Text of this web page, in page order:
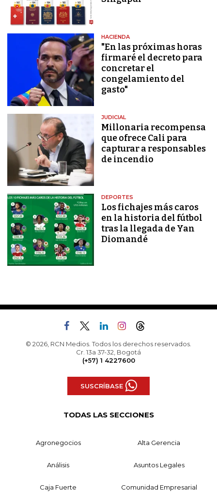
HACIENDA
"En las próximas horas
firmaré el decreto para
concretar el
congelamiento del
gasto"
JUDICIAL
Millonaria recompensa
que ofrece Cali para
capturar a responsables
de incendio
DEPORTES
Los fichajes más caros
en la historia del fútbol
tras la llegada de Yan
Diomandé
© 2026, RCN Medios. Todos los derechos reservados.
Cr. 13a 37-32, Bogotá
(+57) 1 4227600
SUSCRÍBASE
TODAS LAS SECCIONES
Agronegocios Alta Gerencia
Análisis Asuntos Legales
Caja Fuerte Comunidad Empresarial